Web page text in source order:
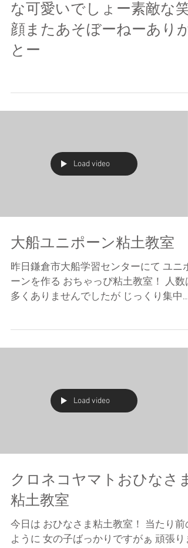
な可愛いでしょー素敵な笑
顔またあそぼーねーありが
とー
Load video
大船ユニポーン粘土教室
昨日鎌倉市大船学習センターにて ユニポ
ーンを作る おちゃっぴ粘土教室！ 人数
多くありませんでしたが じっくり集中し
ー ありがとー 今日は和歌山行きまーす
Load video
クロネコヤマトおひなさま
粘土教室
今日は おひなさま粘土教室！ 当たり前
ように 女の子ばっかりですがぁ 頑張り